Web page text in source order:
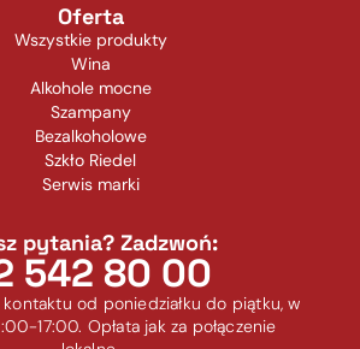
Oferta
Wszystkie produkty
Wina
Alkohole mocne
Szampany
Bezalkoholowe
Szkło Riedel
Serwis marki
pytania? Zadzwoń:
542 80 00
od poniedziałku do piątku, w
17:00. Opłata jak za połączenie